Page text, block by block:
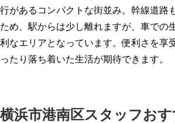
行があるコンパクトな街並み。幹線道路
ため、駅からは少し離れますが、車での
利なエリアとなっています。便利さを享
ったり落ち着いた生活が期待できます。
横浜市港南区スタッフお